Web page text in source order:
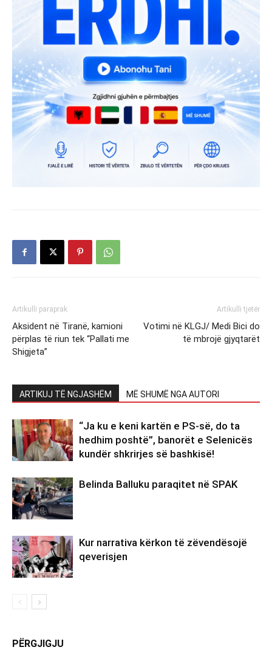
Artikulli paraprak
Aksident në Tiranë, kamioni
përplas të riun tek “Pallati me
Shigjeta”
Artikulli tjetër
Votimi në KLGJ/ Medi Bici do
të mbrojë gjyqtarët
ARTIKUJ TË NGJASHËM MË SHUMË NGA AUTORI
“Ja ku e keni kartën e PS-së, do ta
hedhim poshtë”, banorët e Selenicës
kundër shkrirjes së bashkisë!
Belinda Balluku paraqitet në SPAK
Kur narrativa kërkon të zëvendësojë
qeverisjen
PËRGJIGJU